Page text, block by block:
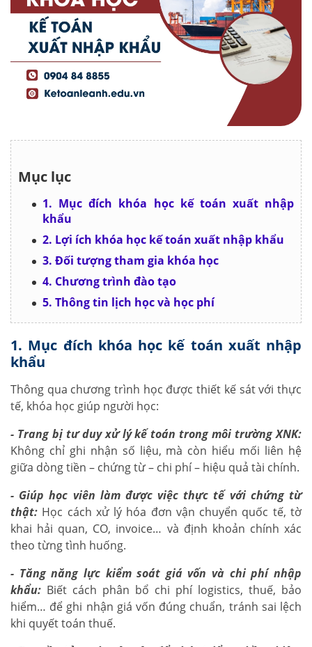
Mục lục
1. Mục đích khóa học kế toán xuất nhập
khẩu
2. Lợi ích khóa học kế toán xuất nhập khẩu
3. Đối tượng tham gia khóa học
4. Chương trình đào tạo
5. Thông tin lịch học và học phí
1. Mục đích khóa học kế toán xuất nhập
khẩu
Thông qua chương trình học được thiết kế sát với thực
tế, khóa học giúp người học:
- Trang bị tư duy xử lý kế toán trong môi trường XNK:
Không chỉ ghi nhận số liệu, mà còn hiểu mối liên hệ
giữa dòng tiền – chứng từ – chi phí – hiệu quả tài chính.
- Giúp học viên làm được việc thực tế với chứng từ
thật: Học cách xử lý hóa đơn vận chuyển quốc tế, tờ
khai hải quan, CO, invoice… và định khoản chính xác
theo từng tình huống.
- Tăng năng lực kiểm soát giá vốn và chi phí nhập
khẩu: Biết cách phân bổ chi phí logistics, thuế, bảo
hiểm… để ghi nhận giá vốn đúng chuẩn, tránh sai lệch
khi quyết toán thuế.